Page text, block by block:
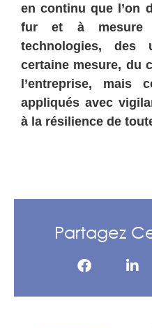
en continu que l’on
fur et à mesure
technologies, des
certaine mesure, du
l’entreprise, mais
appliqués avec
à la résilience de
Partagez